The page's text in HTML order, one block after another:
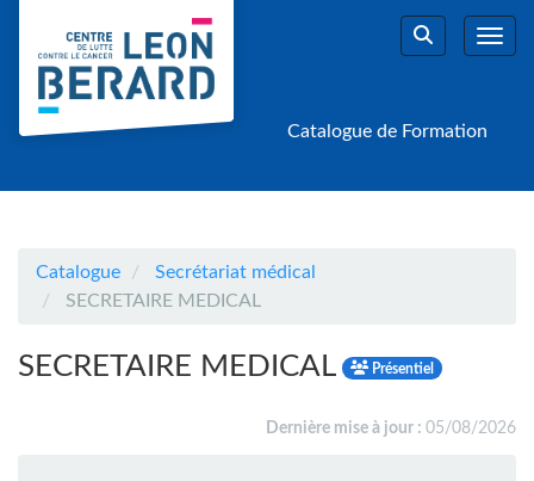
Aller au menu principal
Aller au contenu principal
Personnaliser l'interface
Rechercher
Catalogue de Formation
Catalogue
Secrétariat médical
SECRETAIRE MEDICAL
SECRETAIRE MEDICAL Présentiel
Dernière mise à jour : 05/08/2026